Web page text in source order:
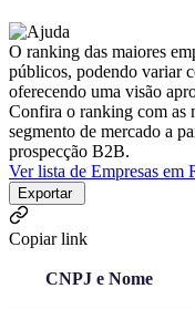
O ranking das maiores
públicos, podendo variar
oferecendo uma visão
Confira o ranking com as
segmento de mercado a
prospecção B2B.
Ver lista de Empresas em
Exportar
Copiar link
CNPJ e Nome